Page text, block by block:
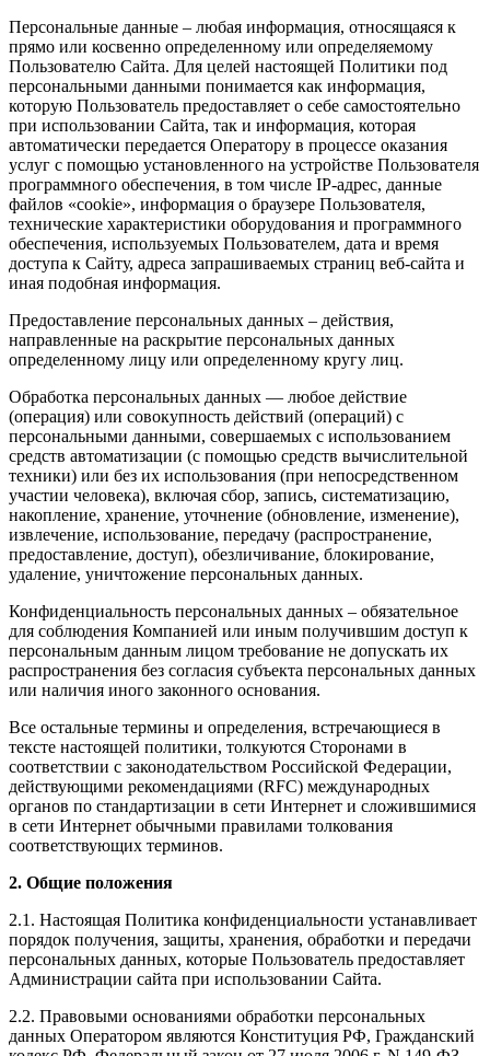
Персональные данные – любая информация, относящаяся к
прямо или косвенно определенному или определяемому
Пользователю Сайта. Для целей настоящей Политики под
персональными данными понимается как информация,
которую Пользователь предоставляет о себе самостоятельно
при использовании Сайта, так и информация, которая
автоматически передается Оператору в процессе оказания
услуг с помощью установленного на устройстве Пользователя
программного обеспечения, в том числе IP-адрес, данные
файлов «cookie», информация о браузере Пользователя,
технические характеристики оборудования и программного
обеспечения, используемых Пользователем, дата и время
доступа к Сайту, адреса запрашиваемых страниц веб-сайта и
иная подобная информация.
Предоставление персональных данных – действия,
направленные на раскрытие персональных данных
определенному лицу или определенному кругу лиц.
Обработка персональных данных — любое действие
(операция) или совокупность действий (операций) с
персональными данными, совершаемых с использованием
средств автоматизации (с помощью средств вычислительной
техники) или без их использования (при непосредственном
участии человека), включая сбор, запись, систематизацию,
накопление, хранение, уточнение (обновление, изменение),
извлечение, использование, передачу (распространение,
предоставление, доступ), обезличивание, блокирование,
удаление, уничтожение персональных данных.
Конфиденциальность персональных данных – обязательное
для соблюдения Компанией или иным получившим доступ к
персональным данным лицом требование не допускать их
распространения без согласия субъекта персональных данных
или наличия иного законного основания.
Все остальные термины и определения, встречающиеся в
тексте настоящей политики, толкуются Сторонами в
соответствии с законодательством Российской Федерации,
действующими рекомендациями (RFC) международных
органов по стандартизации в сети Интернет и сложившимися
в сети Интернет обычными правилами толкования
соответствующих терминов.
2. Общие положения
2.1. Настоящая Политика конфиденциальности устанавливает
порядок получения, защиты, хранения, обработки и передачи
персональных данных, которые Пользователь предоставляет
Администрации сайта при использовании Сайта.
2.2. Правовыми основаниями обработки персональных
данных Оператором являются Конституция РФ, Гражданский